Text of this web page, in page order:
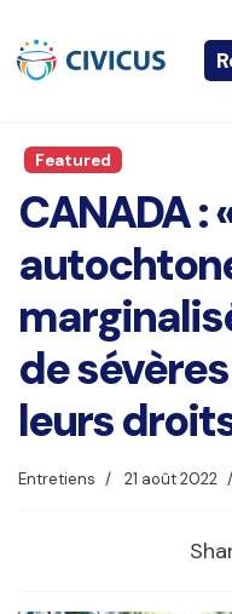
Featured
CANADA :
de
leurs
Entretiens 21 août 2022